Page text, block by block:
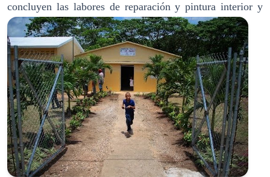
concluyen las labores de reparación y pintura interior y